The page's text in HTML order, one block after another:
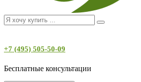
+7 (495) 505-50-09
Бесплатные консультации